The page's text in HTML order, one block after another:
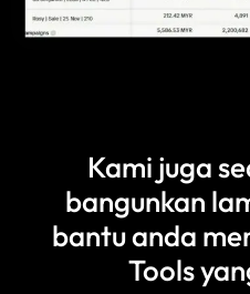
Kami juga
bangunkan
bantu anda
Tools